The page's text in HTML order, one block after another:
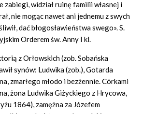
zabiegi, widział ruinę familii własnej i
nie mogąc nawet ani jednemu z swych
dać błogosławieństwa swego». S.
Orderem św. Anny I kl.
z Orłowskich (zob. Sobańska
synów: Ludwika (zob.), Gotarda
zmarłego młodo i bezżennie. Córkami
żona Ludwika Giżyckiego z Hrycowa,
1864), zamężna za Józefem